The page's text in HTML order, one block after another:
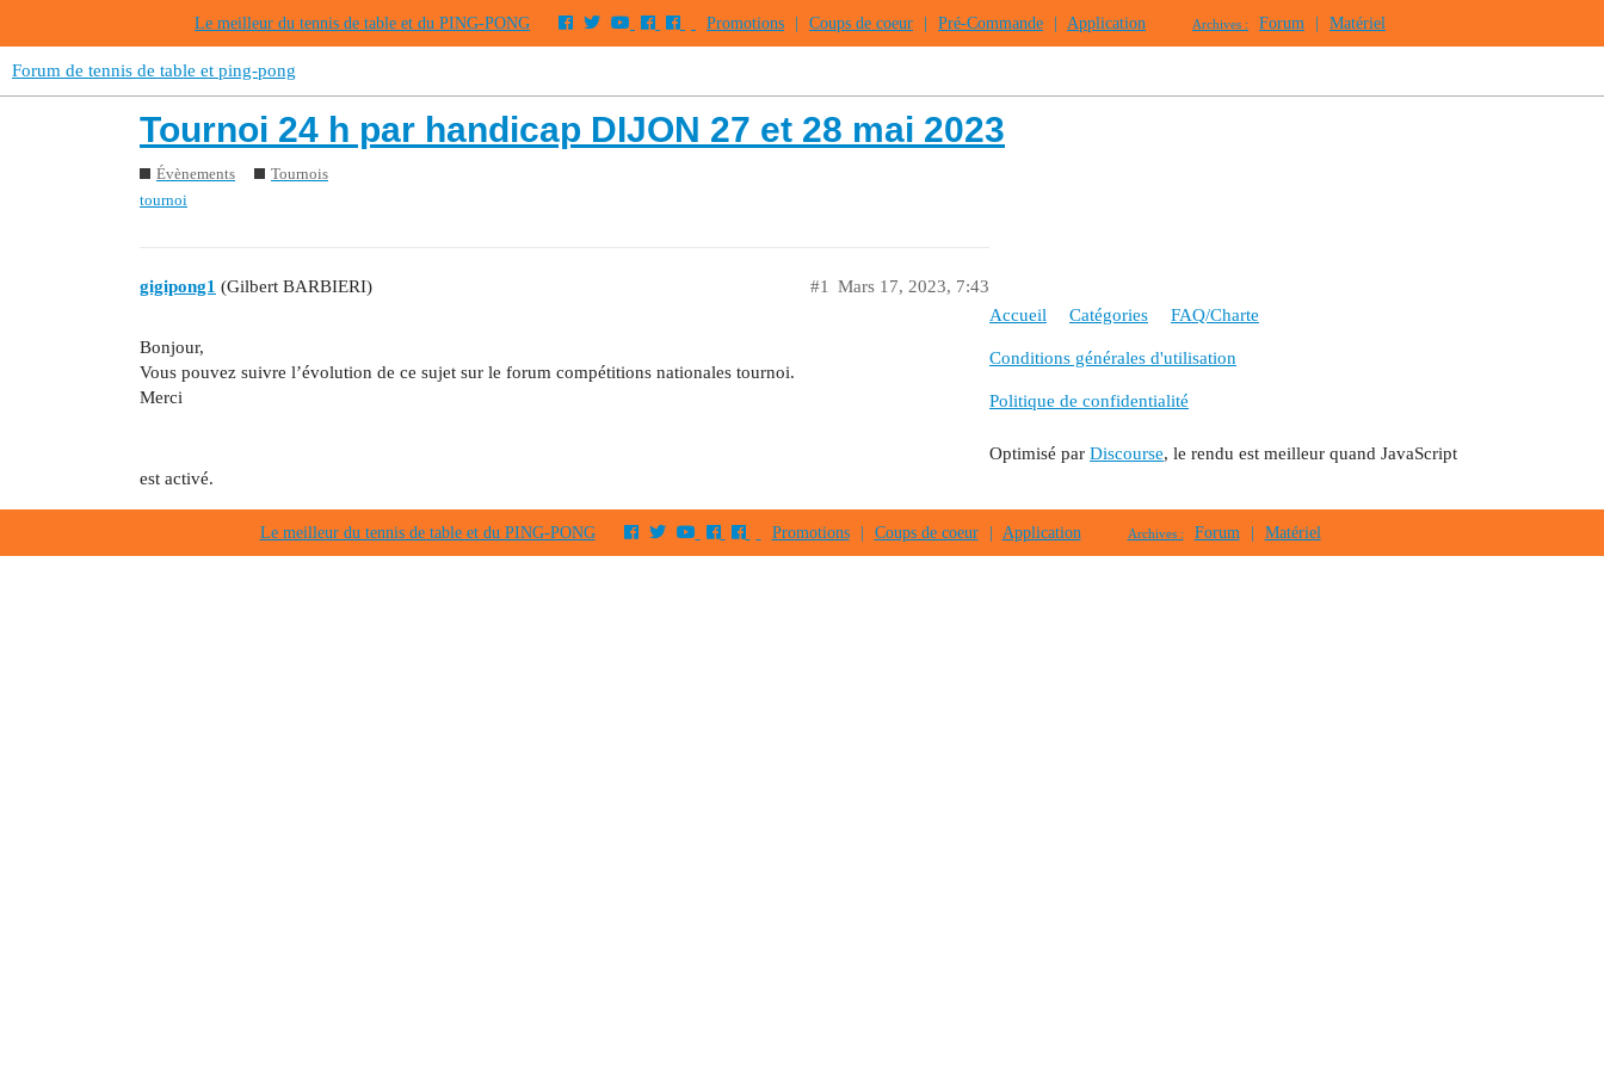
Le meilleur du tennis de table et du PING-PONG Promotions Coups de coeur Pré-Commande Application Archives : Forum Matériel
Forum de tennis de table et ping-pong
Tournoi 24 h par handicap DIJON 27 et 28 mai 2023
Évènements
Tournois
tournoi
gigipong1 (Gilbert BARBIERI) Mars 17, 2023, 7:43
#1
Bonjour,
Vous pouvez suivre l’évolution de ce sujet sur le forum compétitions nationales tournoi.
Merci
Accueil Catégories FAQ/Charte
Conditions générales d'utilisation
Politique de confidentialité
Optimisé par Discourse, le rendu est meilleur quand JavaScript
est activé.
Le meilleur du tennis de table et du PING-PONG Promotions | Coups de coeur | Application Archives : Forum | Matériel